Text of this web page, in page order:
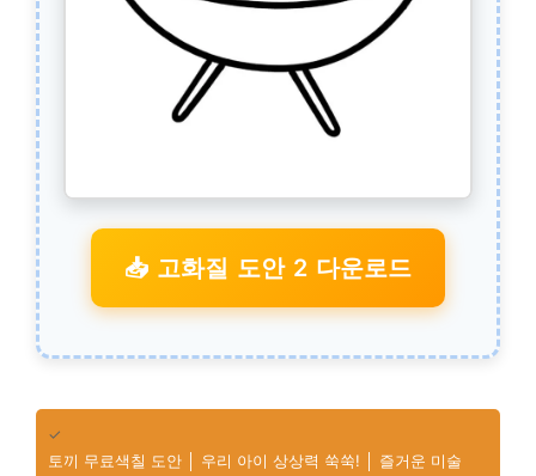
📥 고화질 도안 2 다운로드
✓
토끼 무료색칠 도안 │ 우리 아이 상상력 쑥쑥! │ 즐거운 미술